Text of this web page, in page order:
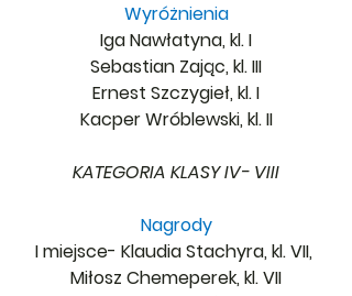
Wyróżnienia
Iga Nawłatyna, kl. I
Sebastian Zając, kl. III
Ernest Szczygieł, kl. I
Kacper Wróblewski, kl. II
KATEGORIA KLASY IV- VIII
Nagrody
I miejsce- Klaudia Stachyra, kl. VII,
Miłosz Chemeperek, kl. VII